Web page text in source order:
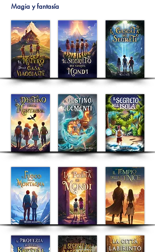
Magia y fantasía